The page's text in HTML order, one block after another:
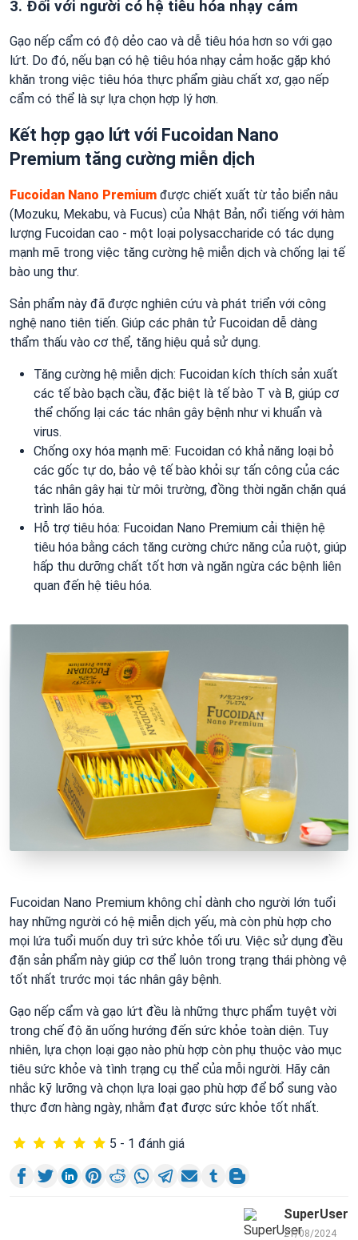
3. Đối với người có hệ tiêu hóa nhạy cảm
Gạo nếp cẩm có độ dẻo cao và dễ tiêu hóa hơn so với gạo
lứt. Do đó, nếu bạn có hệ tiêu hóa nhạy cảm hoặc gặp khó
khăn trong việc tiêu hóa thực phẩm giàu chất xơ, gạo nếp
cẩm có thể là sự lựa chọn hợp lý hơn.
Kết hợp gạo lứt với Fucoidan Nano
Premium tăng cường miễn dịch
Fucoidan Nano Premium được chiết xuất từ tảo biển nâu
(Mozuku, Mekabu, và Fucus) của Nhật Bản, nổi tiếng với hàm
lượng Fucoidan cao - một loại polysaccharide có tác dụng
mạnh mẽ trong việc tăng cường hệ miễn dịch và chống lại tế
bào ung thư.
Sản phẩm này đã được nghiên cứu và phát triển với công
nghệ nano tiên tiến. Giúp các phân tử Fucoidan dễ dàng
thẩm thấu vào cơ thể, tăng hiệu quả sử dụng.
Tăng cường hệ miễn dịch: Fucoidan kích thích sản xuất
các tế bào bạch cầu, đặc biệt là tế bào T và B, giúp cơ
thể chống lại các tác nhân gây bệnh như vi khuẩn và
virus.
Chống oxy hóa mạnh mẽ: Fucoidan có khả năng loại bỏ
các gốc tự do, bảo vệ tế bào khỏi sự tấn công của các
tác nhân gây hại từ môi trường, đồng thời ngăn chặn quá
trình lão hóa.
Hỗ trợ tiêu hóa: Fucoidan Nano Premium cải thiện hệ
tiêu hóa bằng cách tăng cường chức năng của ruột, giúp
hấp thu dưỡng chất tốt hơn và ngăn ngừa các bệnh liên
quan đến hệ tiêu hóa.
Fucoidan Nano Premium không chỉ dành cho người lớn tuổi
hay những người có hệ miễn dịch yếu, mà còn phù hợp cho
mọi lứa tuổi muốn duy trì sức khỏe tối ưu. Việc sử dụng đều
đặn sản phẩm này giúp cơ thể luôn trong trạng thái phòng vệ
tốt nhất trước mọi tác nhân gây bệnh.
Gạo nếp cẩm và gạo lứt đều là những thực phẩm tuyệt vời
trong chế độ ăn uống hướng đến sức khỏe toàn diện. Tuy
nhiên, lựa chọn loại gạo nào phù hợp còn phụ thuộc vào mục
tiêu sức khỏe và tình trạng cụ thể của mỗi người. Hãy cân
nhắc kỹ lưỡng và chọn lựa loại gạo phù hợp để bổ sung vào
thực đơn hàng ngày, nhằm đạt được sức khỏe tốt nhất.
5 - 1 đánh giá
SuperUser
21/08/2024